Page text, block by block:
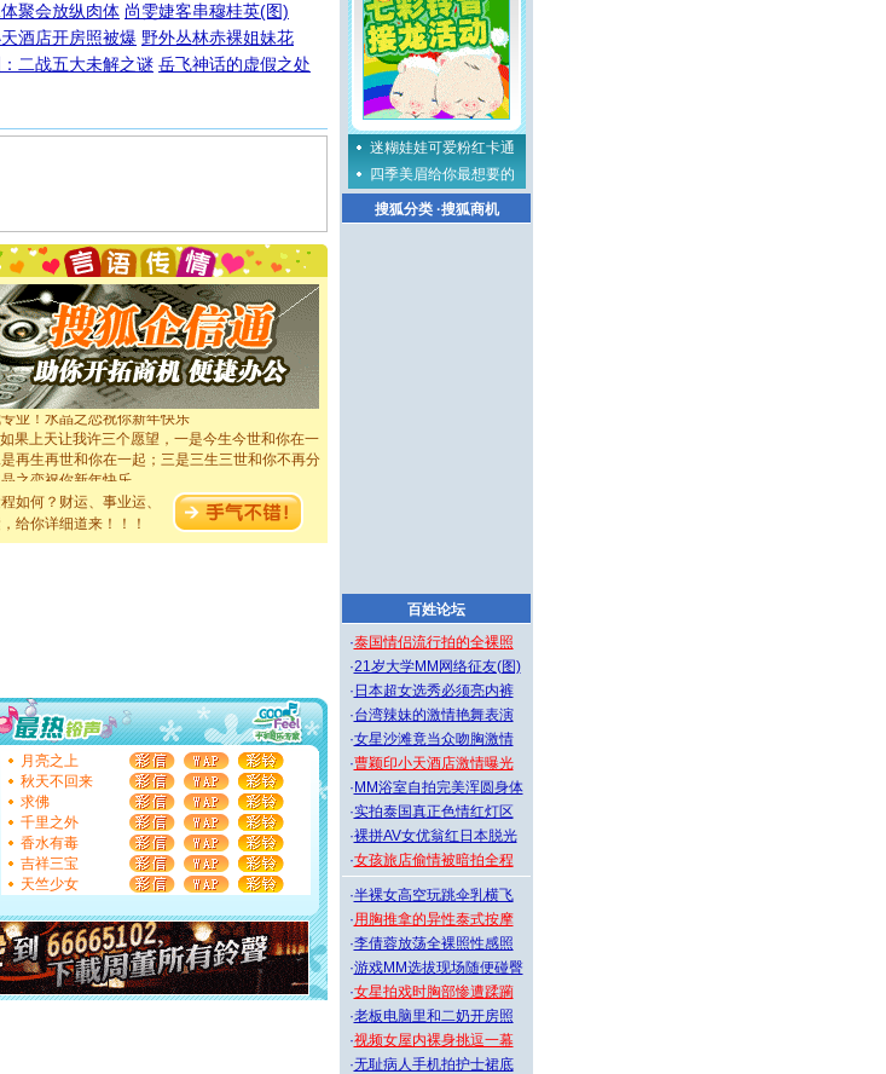
聚会放纵肉体 尚雯婕客串穆桂英(图)
酒店开房照被爆 野外丛林赤裸姐妹花
二战五大未解之谜 岳飞神话的虚假之处
千万要知足！千万不要忘记我！
]不只这样的日子才会想起你,而是这样的日子才
明地骚扰你,告诉你,圣诞要快乐!新年要快乐!天天
噢!
]奉上一颗祝福的心,在这个特别的日子里,愿幸福,
乐,鲜花,一切美好的祝愿与你同在.圣诞快乐!
到你我会触电；看不到你我要充电；没有你我会
你是我职业，想你是我事业，抱你是我特长，吻
业！水晶之恋祝你新年快乐
果上天让我许三个愿望，一是今生今世和你在一
再生再世和你在一起；三是三生三世和你不再分
之恋祝你新年快乐
当我狠下心扭头离去那一刻，你在我身后无助地哭
痛楚让我明白我多么爱你。我转身抱住你：这猪不
晶之恋祝你新年快乐。
只有给你五千万：千万快乐！千万要健康！千万
千万要知足！千万不要忘记我！
]不只这样的日子才会想起你,而是这样的日子才
光明地骚扰你,告诉你,圣诞要快乐!新年要快乐!天天
乐噢!
]奉上一颗祝福的心,在这个特别的日子里,愿幸福,
乐,鲜花,一切美好的祝愿与你同在.圣诞快乐!
看到你我会触电；看不到你我要充电；没有你我会
爱你是我职业，想你是我事业，抱你是我特长，吻
专业！水晶之恋祝你新年快乐
再生再世和你在一起；三是三生三世和你不再分
之恋祝你新年快乐
我狠下心扭头离去那一刻，你在我身后无助地哭
楚让我明白我多么爱你。我转身抱住你：这猪不
晶之恋祝你新年快乐。
如何？财运、事业运、
给你详细道来！！！
月亮之上
秋天不回来
求佛
千里之外
香水有毒
吉祥三宝
天竺少女
迷糊娃娃可爱粉红卡通
四季美眉给你最想要的
搜狐分类·搜狐商机
百姓论坛
·泰国情侣流行拍的全裸照
·21岁大学MM网络征友(图)
· 日本超女选秀必须亮内裤
·台湾辣妹的激情艳舞表演
·女星沙滩竟当众吻胸激情
·曹颖印小天酒店激情曝光
· MM浴室自拍完美浑圆身体
·实拍泰国真正色情红灯区
·裸拼AV女优翁红日本脱光
·女孩旅店偷情被暗拍全程
·半裸女高空玩跳伞乳横飞
·用胸推拿的异性泰式按摩
·李倩蓉放荡全裸照性感照
·游戏MM选拔现场随便碰臀
·女星拍戏时胸部惨遭蹂躏
·老板电脑里和二奶开房照
·视频女屋内裸身挑逗一幕
·无耻病人手机拍护士裙底